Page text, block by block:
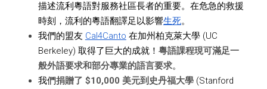
描述流利粵語對服務社區長者的重要。在危急的救援
時刻，流利的粵語翻譯足以影響生死。
我們的盟友 Cal4Canto 在加州柏克萊大學 (UC
Berkeley) 取得了巨大的成就！ 粵語課程現可滿足一
般外語要求和部分專業的語言要求。
我們捐贈了 $10,000 美元到史丹福大學 (Stanford